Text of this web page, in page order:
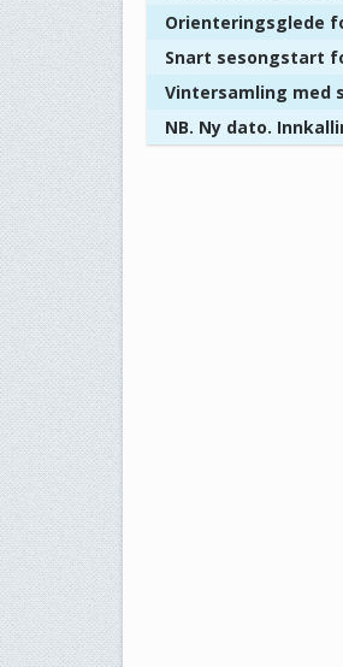
Orienteringsglede
Snart sesongstart
Vintersamling med
NB. Ny dato.